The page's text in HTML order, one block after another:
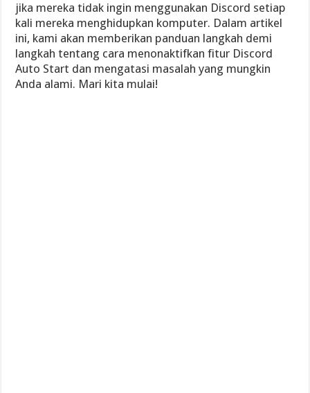
jika mereka tidak ingin menggunakan Discord setiap
kali mereka menghidupkan komputer. Dalam artikel
ini, kami akan memberikan panduan langkah demi
langkah tentang cara menonaktifkan fitur Discord
Auto Start dan mengatasi masalah yang mungkin
Anda alami. Mari kita mulai!